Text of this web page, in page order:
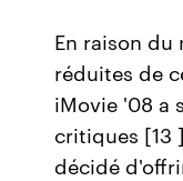
En raison
réduites de
iMovie '08 a
critiques [13
décidé